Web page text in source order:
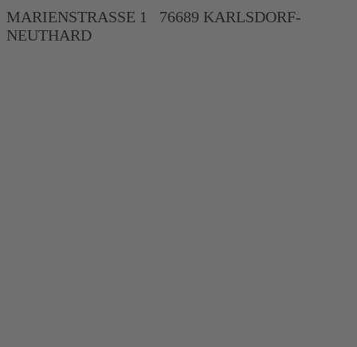
MARIENSTRASSE 1 76689 KARLSDORF-
NEUTHARD